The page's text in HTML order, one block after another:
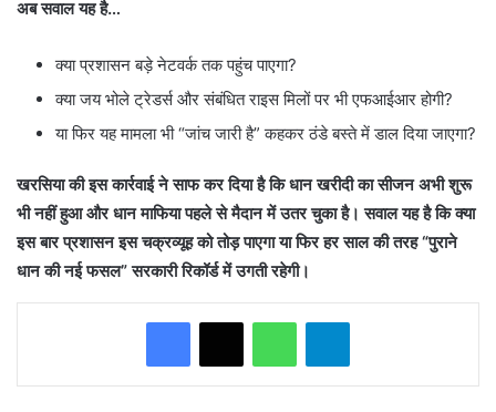
अब सवाल यह है…
क्या प्रशासन बड़े नेटवर्क तक पहुंच पाएगा?
क्या जय भोले ट्रेडर्स और संबंधित राइस मिलों पर भी एफआईआर होगी?
या फिर यह मामला भी “जांच जारी है” कहकर ठंडे बस्ते में डाल दिया जाएगा?
खरसिया की इस कार्रवाई ने साफ कर दिया है कि धान खरीदी का सीजन अभी शुरू
भी नहीं हुआ और धान माफिया पहले से मैदान में उतर चुका है। सवाल यह है कि क्या
इस बार प्रशासन इस चक्रव्यूह को तोड़ पाएगा या फिर हर साल की तरह “पुराने
धान की नई फसल” सरकारी रिकॉर्ड में उगती रहेगी।
WhatsAppTelegram